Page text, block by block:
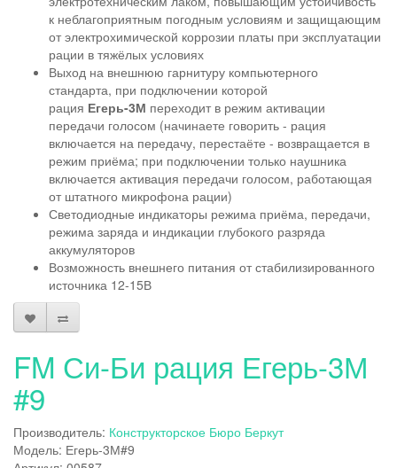
к неблагоприятным погодным условиям и защищающим
от электрохимической коррозии платы при эксплуатации
рации в тяжёлых условиях
Выход на внешнюю гарнитуру компьютерного
стандарта, при подключении которой
рация Егерь-3М переходит в режим активации
передачи голосом (начинаете говорить - рация
включается на передачу, перестаёте - возвращается в
режим приёма; при подключении только наушника
включается активация передачи голосом, работающая
от штатного микрофона рации)
Светодиодные индикаторы режима приёма, передачи,
режима заряда и индикации глубокого разряда
аккумуляторов
Возможность внешнего питания от стабилизированного
источника 12-15В
FM Си-Би рация Егерь-3М
#9
Производитель: Конструкторское Бюро Беркут
Модель: Егерь-3М#9